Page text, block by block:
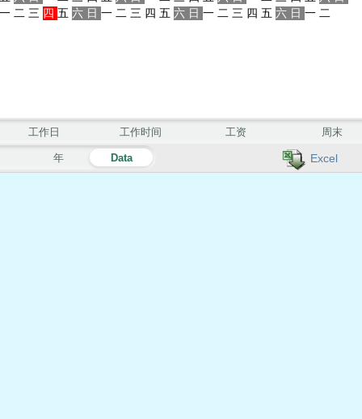
Excel
一 二 三 四 五 六 日 一 二 三 四 五 六 日 一 二 三 四 五 六 日 一 二
年 Data
工作日 工作时间 工资 周末